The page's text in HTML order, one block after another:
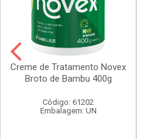
Creme de Tratamento Novex
Broto de Bambu 400g
Código: 61202
Embalagem: UN